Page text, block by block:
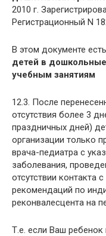
2010 г.
Регистрационный N
В этом документе
детей в
учебным занятиям
12.3. После
отсутствия более 3
праздничных дней)
организации только
врача-педиатра с
заболевания,
отсутствии
рекомендаций по
реконвалесцента на
Т.е. если Ваш